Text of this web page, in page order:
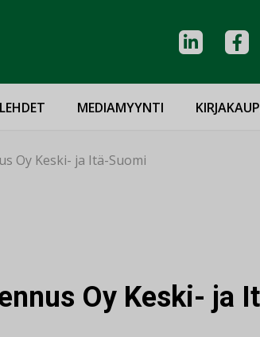
MEDIAMYYNTI
Oy Keski- ja Itä-Suomi
Oy Keski- ja